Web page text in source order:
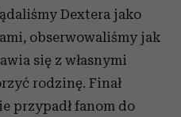
Dextera jako
obserwowaliśmy jak
się z własnymi
rodzinę. Finał
przypadł fanom do